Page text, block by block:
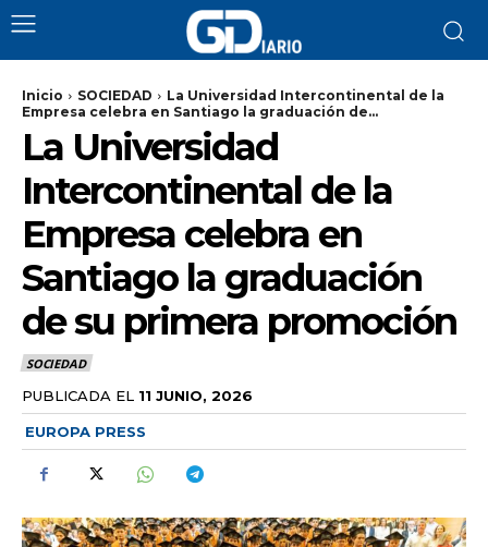
Inicio SOCIEDAD
La Universidad Intercontinental de la
Empresa celebra en Santiago la graduación de...
La Universidad
Intercontinental de la
Empresa celebra en
Santiago la graduación
de su primera promoción
SOCIEDAD
PUBLICADA EL 11 JUNIO, 2026
EUROPA PRESS